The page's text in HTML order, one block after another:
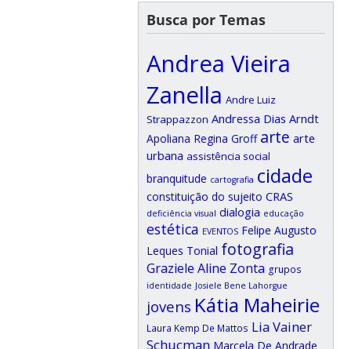
Busca por Temas
Andrea Vieira
Zanella Andre Luiz
Strappazzon Andressa Dias Arndt
Apoliana Regina Groff arte arte
urbana assistência social
branquitude cartografia cidade
constituição do sujeito CRAS
deficiência visual dialogia educação
estética EVENTOS Felipe Augusto
Leques Tonial fotografia
Graziele Aline Zonta grupos
identidade Josiele Bene Lahorgue
jovens Kátia Maheirie
Laura Kemp De Mattos Lia Vainer
Schucman Marcela De Andrade